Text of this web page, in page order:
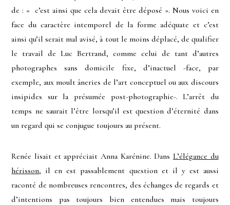
de : « c’est ainsi que cela devait être déposé ». Nous voici en
face du caractère intemporel de la forme adéquate et c’est
ainsi qu’il serait mal avisé, à tout le moins déplacé, de qualifier
le travail de Luc Bertrand, comme celui de tant d’autres
photographes sans domicile fixe, d’inactuel -face, par
exemple, aux moult âneries de l’art conceptuel ou aux discours
insipides sur la présumée post-photographie-. L’arrêt du
temps ne saurait l’être lorsqu’il est question d’éternité dans
un regard qui se conjugue toujours au présent.
Renée lisait et appréciait Anna Karénine. Dans L’élégance du
hérisson, il en est passablement question et il y est aussi
raconté de nombreuses rencontres, des échanges de regards et
d’intentions pas toujours bien entendues mais toujours